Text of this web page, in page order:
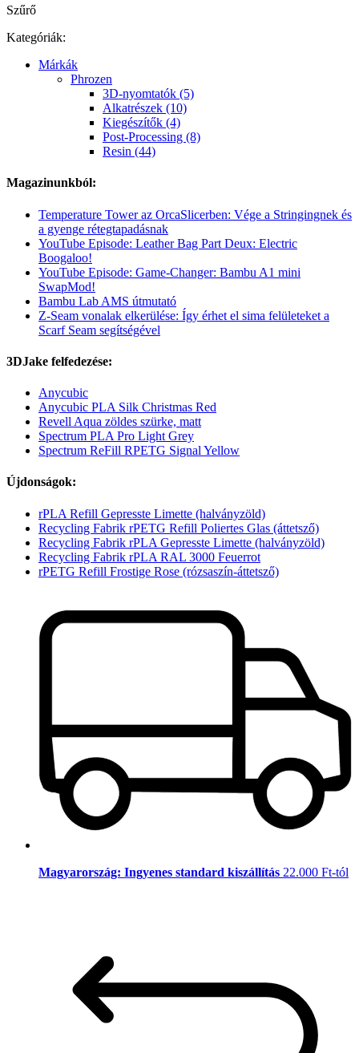
Szűrő
Kategóriák:
Márkák
Phrozen
3D-nyomtatók (5)
Alkatrészek (10)
Kiegészítők (4)
Post-Processing (8)
Resin (44)
Magazinunkból:
Temperature Tower az OrcaSlicerben: Vége a Stringingnek és
a gyenge rétegtapadásnak
YouTube Episode: Leather Bag Part Deux: Electric
Boogaloo!
YouTube Episode: Game-Changer: Bambu A1 mini
SwapMod!
Bambu Lab AMS útmutató
Z-Seam vonalak elkerülése: Így érhet el sima felületeket a
Scarf Seam segítségével
3DJake felfedezése:
Anycubic
Anycubic PLA Silk Christmas Red
Revell Aqua zöldes szürke, matt
Spectrum PLA Pro Light Grey
Spectrum ReFill RPETG Signal Yellow
Újdonságok:
rPLA Refill Gepresste Limette (halványzöld)
Recycling Fabrik rPETG Refill Poliertes Glas (áttetsző)
Recycling Fabrik rPLA Gepresste Limette (halványzöld)
Recycling Fabrik rPLA RAL 3000 Feuerrot
rPETG Refill Frostige Rose (rózsaszín-áttetsző)
Magyarország: Ingyenes standard kiszállítás 22.000 Ft-tól